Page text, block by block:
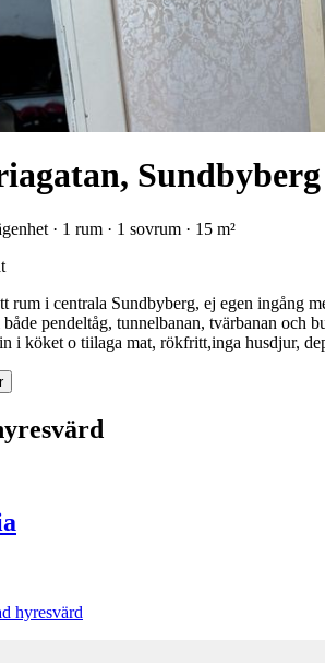
Sundbyberg
· 1 rum · 1 sovrum · 15 m²
rum i centrala Sundbyberg, ej egen ingång
pendeltåg, tunnelbanan, tvärbanan och
i köket o tiilaga mat, rökfritt,inga husdjur,
hyresvärd